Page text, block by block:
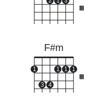
F#m
1
3 4
1 1 1